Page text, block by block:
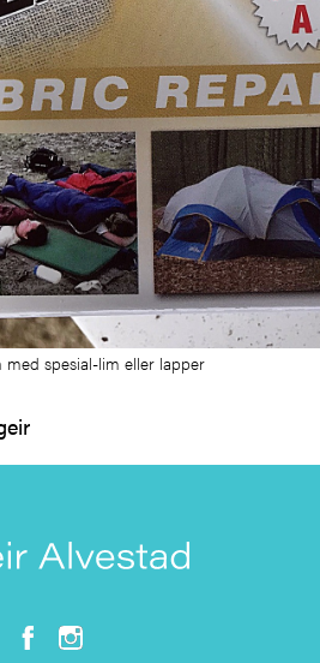
spesial-lim eller lapper